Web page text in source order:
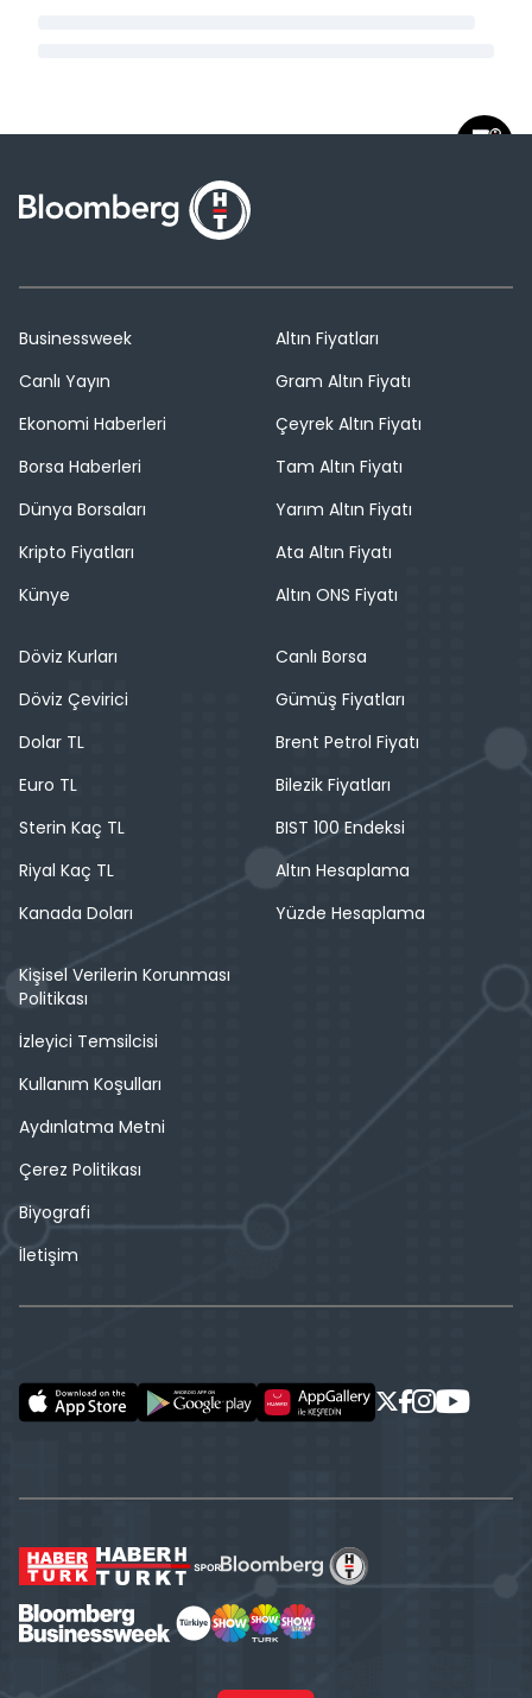
Businessweek
Canlı Yayın
Ekonomi Haberleri
Borsa Haberleri
Dünya Borsaları
Kripto Fiyatları
Künye
Altın Fiyatları
Gram Altın Fiyatı
Çeyrek Altın Fiyatı
Tam Altın Fiyatı
Yarım Altın Fiyatı
Ata Altın Fiyatı
Altın ONS Fiyatı
Döviz Kurları
Döviz Çevirici
Dolar TL
Euro TL
Sterin Kaç TL
Riyal Kaç TL
Kanada Doları
Canlı Borsa
Gümüş Fiyatları
Brent Petrol Fiyatı
Bilezik Fiyatları
BIST 100 Endeksi
Altın Hesaplama
Yüzde Hesaplama
Kişisel Verilerin Korunması
Politikası
İzleyici Temsilcisi
Kullanım Koşulları
Aydınlatma Metni
Çerez Politikası
Biyografi
İletişim